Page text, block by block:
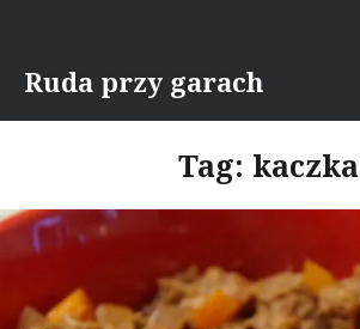
content
Ruda przy garach
Tag: kaczka